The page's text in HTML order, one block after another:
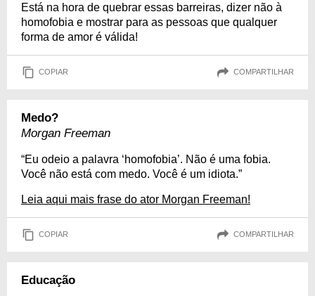
Está na hora de quebrar essas barreiras, dizer não à
homofobia e mostrar para as pessoas que qualquer
forma de amor é válida!
COPIAR COMPARTILHAR
Medo?
Morgan Freeman
“Eu odeio a palavra ‘homofobia’. Não é uma fobia.
Você não está com medo. Você é um idiota.”
Leia aqui mais frase do ator Morgan Freeman!
COPIAR COMPARTILHAR
Educação